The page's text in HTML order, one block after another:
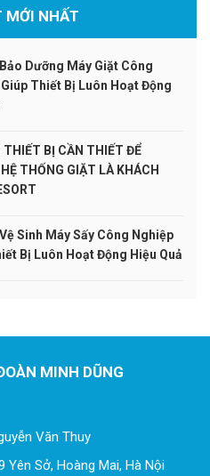
MỚI NHẤT
Dưỡng Máy Giặt Công
Thiết Bị Luôn Hoạt Động
THIẾT BỊ CẦN THIẾT ĐỂ
THỐNG GIẶT LÀ KHÁCH
Sinh Máy Sấy Công Nghiệp
Bị Luôn Hoạt Động Hiệu Quả
MINH DŨNG
Văn Thuy
Sở, Hoàng Mai, Hà Nội